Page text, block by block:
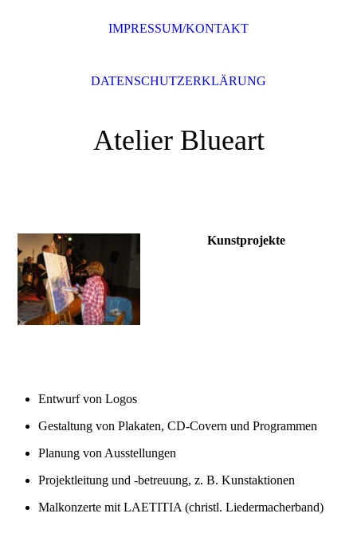
Atelier Blueart
Kunstprojekte
Entwurf von Logos
Gestaltung von Plakaten, CD-Covern und Programmen
Planung von Ausstellungen
Projektleitung und -betreuung, z. B. Kunstaktionen
Malkonzerte mit LAETITIA (christl. Liedermacherband)
IMPRESSUM/KONTAKT
DATENSCHUTZERKLÄRUNG